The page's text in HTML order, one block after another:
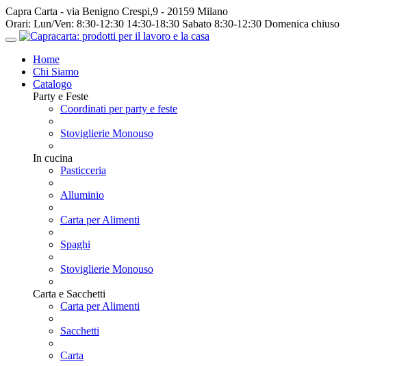
Capra Carta - via Benigno Crespi,9 - 20159 Milano
Orari: Lun/Ven: 8:30-12:30 14:30-18:30 Sabato 8:30-12:30 Domenica chiuso
Home
Chi Siamo
Catalogo
Party e Feste
Coordinati per party e feste
Stoviglierie Monouso
In cucina
Pasticceria
Alluminio
Carta per Alimenti
Spaghi
Stoviglierie Monouso
Carta e Sacchetti
Carta per Alimenti
Sacchetti
Carta